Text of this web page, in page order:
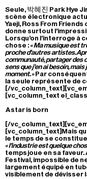
Seule, 박혜진 Park Hye
scène électronique
Yaeji, Ross From
donne surtout
Lorsqu’on l’interroge à
chose : « Ma musique est
proche d’autres artistes.
communauté, partager des
sens que j’en ai besoin,
moment. »Par
la seule représente de
[/
[vc_column_text
A star is born
[/
[vc_column_text]Mais
le temps de se
« l’industrie est quelque
temps joue en sa
Festival, impossible de
largement équipé en
visiblement de dévisser